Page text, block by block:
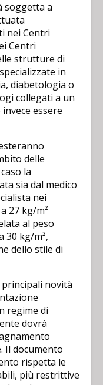
soggetta a
nei Centri
Centri
strutture di
in
diabetologia o
collegati a un
essere
delle
la
sia dal medico
nei
27 kg/m²
al peso
30 kg/m²,
dello stile di
novità
regime di
dovrà
Il documento
rispetta le
più restrittive